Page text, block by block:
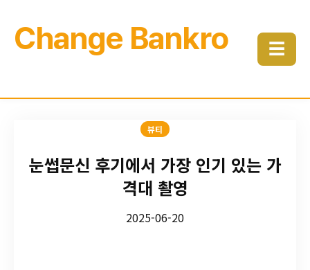
Change Bankro ☰
뷰티
눈썹문신 후기에서 가장 인기 있는 가
격대 촬영
2025-06-20